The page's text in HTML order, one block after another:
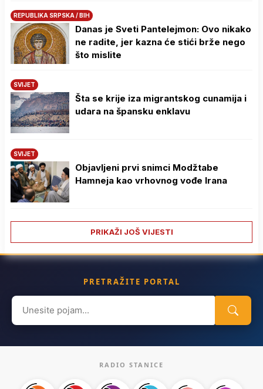
REPUBLIKA SRPSKA / BIH
Danas je Sveti Pantelejmon: Ovo nikako
ne radite, jer kazna će stići brže nego
što mislite
SVIJET
Šta se krije iza migrantskog cunamija i
udara na špansku enklavu
SVIJET
Objavljeni prvi snimci Modžtabe
Hamneja kao vrhovnog vođe Irana
PRIKAŽI JOŠ VIJESTI
PRETRAŽITE PORTAL
Search
for:
RADIO STANICE